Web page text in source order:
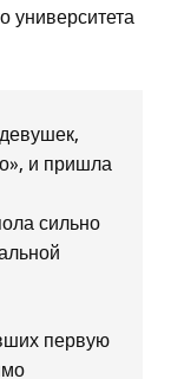
университета
и пришла
сильно
первую